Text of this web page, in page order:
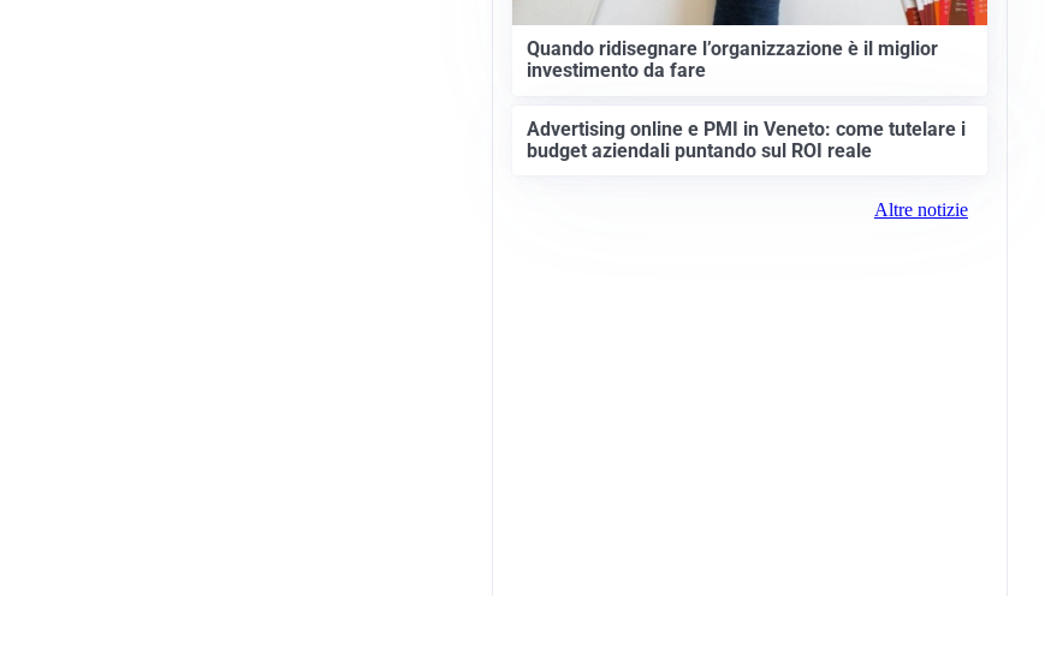
Quando ridisegnare l’organizzazione è il miglior
investimento da fare
Advertising online e PMI in Veneto: come tutelare i
budget aziendali puntando sul ROI reale
Altre notizie